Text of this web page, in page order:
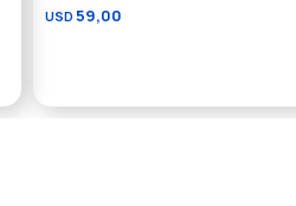
USD 59,00